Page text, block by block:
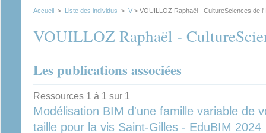
Accueil > Liste des individus > V > VOUILLOZ Raphaël - CultureSciences de
VOUILLOZ Raphaël -
Les publications associées
Ressources 1 à 1 sur 1
Modélisation BIM d'une famille variable de
taille pour la vis Saint-Gilles - EduBIM 2024